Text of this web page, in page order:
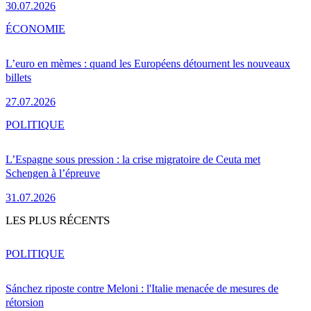
30.07.2026
L’euro en mèmes : quand les Européens détournent les nouveaux
billets
27.07.2026
ÉCONOMIE
L’Espagne sous pression : la crise migratoire de Ceuta met
Schengen à l’épreuve
31.07.2026
POLITIQUE
LES PLUS RÉCENTS
Sánchez riposte contre Meloni : l'Italie menacée de mesures de
rétorsion
POLITIQUE